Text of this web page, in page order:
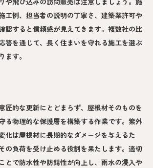
工例、担当者の説明の丁寧さ、建築業許可や
認すると信頼感が見えてきます。複数社の比
答を通じて、長く住まいを守れる施工を選ぶ
ます。
匠的な更新にとどまらず、屋根材そのものを
る物理的な保護層を構築する作業です。紫外
化は屋根材に長期的なダメージを与えるた
の負荷を受け止める役割を果たします。適切
とで防水性や防錆性が向上し、雨水の浸入や